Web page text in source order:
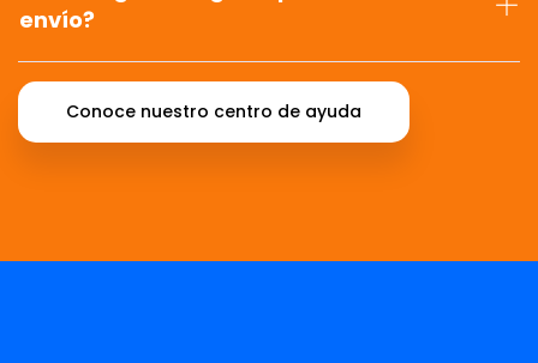
envío?
Conoce nuestro centro de ayuda